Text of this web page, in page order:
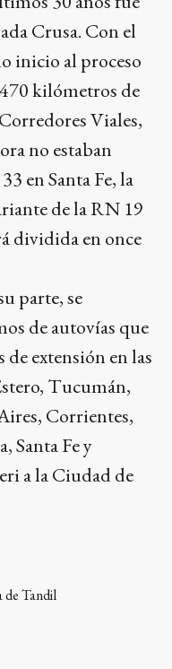
Crusa. Con el
inicio al proceso
kilómetros de
Viales,
no estaban
en Santa Fe, la
de la RN 19
dividida en once
parte, se
de autovías que
extensión en las
Tucumán,
Corrientes,
Santa Fe y
a la Ciudad de
de Tandil